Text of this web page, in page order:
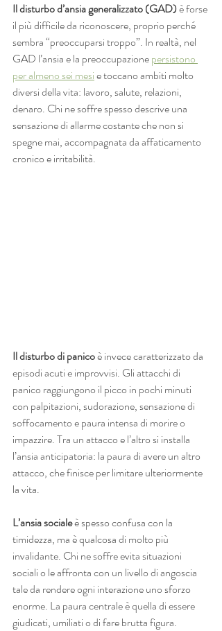
Il disturbo d’ansia generalizzato (GAD) è forse
il più difficile da riconoscere, proprio perché
sembra “preoccuparsi troppo”. In realtà, nel
GAD l’ansia e la preoccupazione persistono
per almeno sei mesi e toccano ambiti molto
diversi della vita: lavoro, salute, relazioni,
denaro. Chi ne soffre spesso descrive una
sensazione di allarme costante che non si
spegne mai, accompagnata da affaticamento
cronico e irritabilità.
Il disturbo di panico è invece caratterizzato da
episodi acuti e improvvisi. Gli attacchi di
panico raggiungono il picco in pochi minuti
con palpitazioni, sudorazione, sensazione di
soffocamento e paura intensa di morire o
impazzire. Tra un attacco e l’altro si installa
l’ansia anticipatoria: la paura di avere un altro
attacco, che finisce per limitare ulteriormente
la vita.
L’ansia sociale è spesso confusa con la
timidezza, ma è qualcosa di molto più
invalidante. Chi ne soffre evita situazioni
sociali o le affronta con un livello di angoscia
tale da rendere ogni interazione uno sforzo
enorme. La paura centrale è quella di essere
giudicati, umiliati o di fare brutta figura.